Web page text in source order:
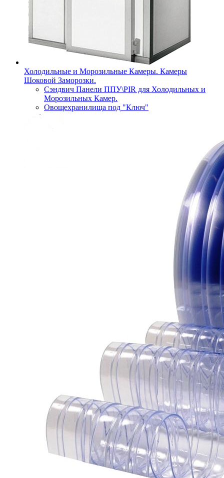
Холодильные и Морозильные Камеры. Камеры
Шоковой Заморозки.
Сэндвич Панели ППУ\PIR для Холодильных и
Морозильных Камер.
Овощехранилища под "Ключ"